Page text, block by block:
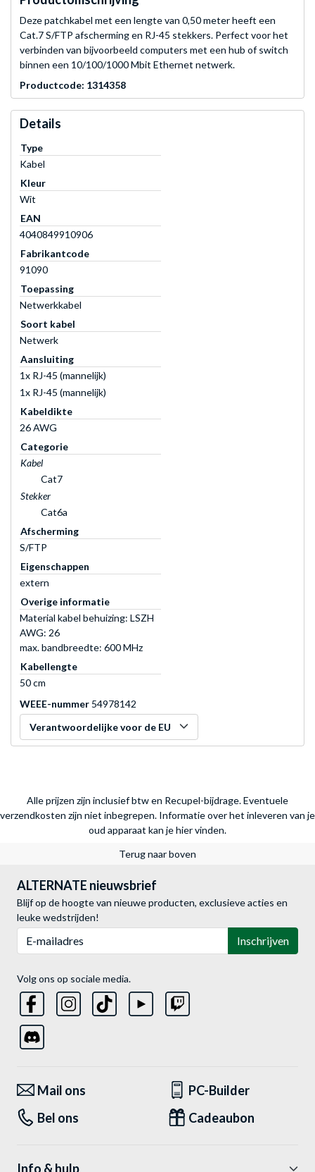
Deze patchkabel met een lengte van 0,50 meter heeft een
Cat.7 S/FTP afscherming en RJ-45 stekkers. Perfect voor het
verbinden van bijvoorbeeld computers met een hub of switch
binnen een 10/100/1000 Mbit Ethernet netwerk.
Productcode: 1314358
Details
Type
Kabel
Kleur
Wit
EAN
4040849910906
Fabrikantcode
91090
Toepassing
Netwerkkabel
Soort kabel
Netwerk
Aansluiting
1x RJ-45 (mannelijk)
1x RJ-45 (mannelijk)
Kabeldikte
26 AWG
Categorie
Kabel
Cat7
Stekker
Cat6a
Afscherming
S/FTP
Eigenschappen
extern
Overige informatie
Material kabel behuizing: LSZH
AWG: 26
max. bandbreedte: 600 MHz
Kabellengte
50 cm
WEEE-nummer 54978142
Verantwoordelijke voor de EU
Alle prijzen zijn inclusief btw en Recupel-bijdrage. Eventuele
verzendkosten zijn niet inbegrepen. Informatie over het inleveren van je
oud apparaat kan je hier vinden.
Terug naar boven
ALTERNATE nieuwsbrief
Blijf op de hoogte van nieuwe producten, exclusieve acties en
leuke wedstrijden!
Inschrijven
Volg ons op sociale media.
Mail ons
PC-Builder
Bel ons
Cadeaubon
Info & hulp